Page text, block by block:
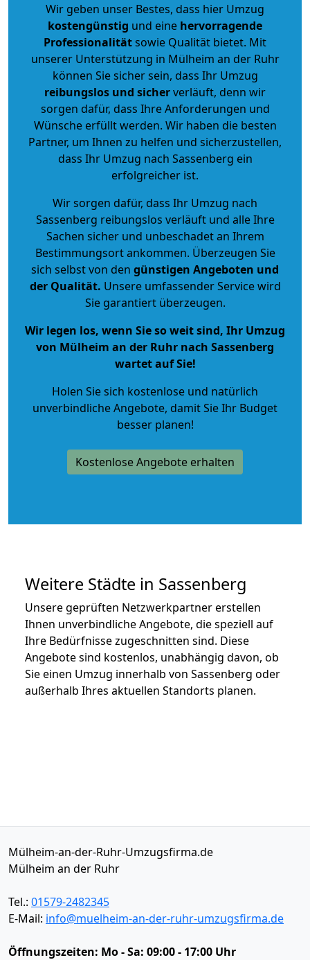
Wir geben unser Bestes, dass hier Umzug
kostengünstig und eine hervorragende
Professionalitätsowie Qualität bietet. Mit
unserer Unterstützung in Mülheim an der Ruhr
können Sie sicher sein, dass Ihr Umzug
reibungslos und sicherverläuft, denn wir
sorgen dafür, dass Ihre Anforderungen und
Wünsche erfüllt werden. Wir haben die besten
Partner, um Ihnen zu helfen und sicherzustellen,
dass Ihr Umzug nach Sassenberg ein
erfolgreicher ist.
Wir sorgen dafür, dass Ihr Umzug nach
Sassenberg reibungslos verläuft und alle Ihre
Sachen sicher und unbeschadet an Ihrem
Bestimmungsort ankommen. Überzeugen Sie
sich selbst von den günstigen Angeboten und
der Qualität. Unsere umfassender Service wird
Sie garantiert überzeugen.
Wir legen los, wenn Sie so weit sind, Ihr Umzug
von Mülheim an der Ruhr nach Sassenberg
wartet auf Sie!
Holen Sie sich kostenlose und natürlich
unverbindliche Angebote, damit Sie Ihr Budget
besser planen!
Kostenlose Angebote erhalten
Weitere Städte in Sassenberg
Unsere geprüften Netzwerkpartner erstellen
Ihnen unverbindliche Angebote, die speziell auf
Ihre Bedürfnisse zugeschnitten sind. Diese
Angebote sind kostenlos, unabhängig davon, ob
Sie einen Umzug innerhalb von Sassenberg oder
außerhalb Ihres aktuellen Standorts planen.
Mülheim-an-der-Ruhr-Umzugsfirma.de
Mülheim an der Ruhr
Tel.: 01579-2482345
E-Mail: info@muelheim-an-der-ruhr-umzugsfirma.de
Öffnungszeiten: Mo - Sa: 09:00 - 17:00 Uhr